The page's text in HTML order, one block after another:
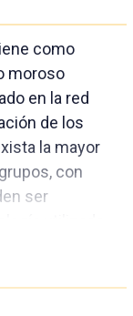
como
moroso
en la red
de los
la mayor
con
ser
proyectos de
de los